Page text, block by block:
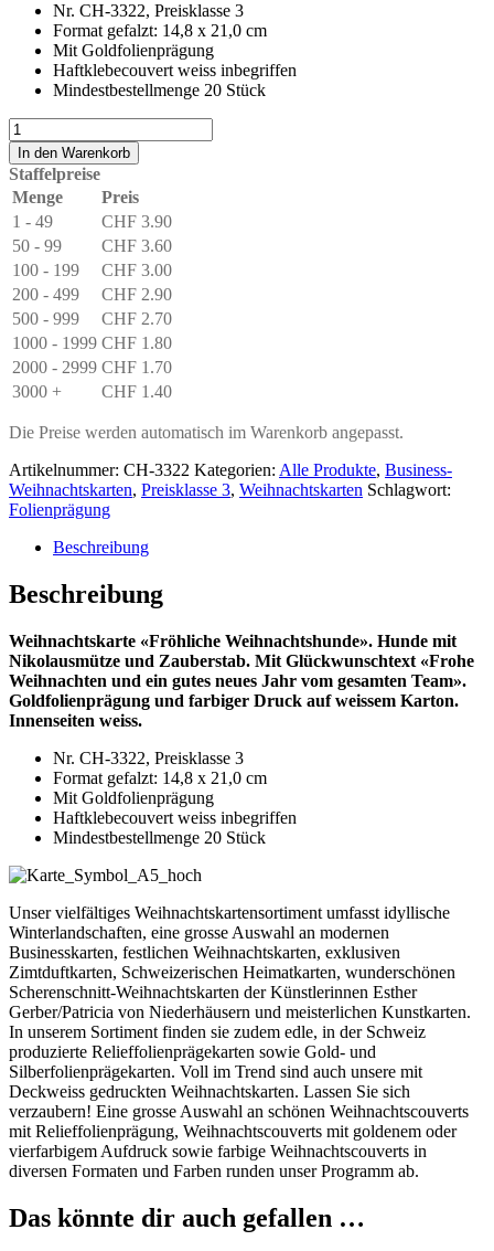
Nr. CH-3322, Preisklasse 3
Format gefalzt: 14,8 x 21,0 cm
Mit Goldfolienprägung
Haftklebecouvert weiss inbegriffen
Mindestbestellmenge 20 Stück
Weihnachtskarte
«Fröhliche
Weihnachtshunde»
Menge
In den Warenkorb
Staffelpreise
Menge
Preis
1 - 49
CHF 3.90
50 - 99
CHF 3.60
100 - 199
CHF 3.00
200 - 499
CHF 2.90
500 - 999
CHF 2.70
1000 - 1999 CHF 1.80
2000 - 2999 CHF 1.70
3000 +
CHF 1.40
Die Preise werden automatisch im Warenkorb angepasst.
Artikelnummer: CH-3322 Kategorien: Alle Produkte, Business-
Weihnachtskarten, Preisklasse 3, Weihnachtskarten Schlagwort:
Folienprägung
Beschreibung
Beschreibung
Weihnachtskarte «Fröhliche Weihnachtshunde». Hunde mit
Nikolausmütze und Zauberstab. Mit Glückwunschtext «Frohe
Weihnachten und ein gutes neues Jahr vom gesamten Team».
Goldfolienprägung und farbiger Druck auf weissem Karton.
Innenseiten weiss.
Nr. CH-3322, Preisklasse 3
Format gefalzt: 14,8 x 21,0 cm
Mit Goldfolienprägung
Haftklebecouvert weiss inbegriffen
Mindestbestellmenge 20 Stück
Unser vielfältiges Weihnachtskartensortiment umfasst idyllische
Winterlandschaften, eine grosse Auswahl an modernen
Businesskarten, festlichen Weihnachtskarten, exklusiven
Zimtduftkarten, Schweizerischen Heimatkarten, wunderschönen
Scherenschnitt-Weihnachtskarten der Künstlerinnen Esther
Gerber/Patricia von Niederhäusern und meisterlichen Kunstkarten.
In unserem Sortiment finden sie zudem edle, in der Schweiz
produzierte Relieffolienprägekarten sowie Gold- und
Silberfolienprägekarten. Voll im Trend sind auch unsere mit
Deckweiss gedruckten Weihnachtskarten. Lassen Sie sich
verzaubern! Eine grosse Auswahl an schönen Weihnachtscouverts
mit Relieffolienprägung, Weihnachtscouverts mit goldenem oder
vierfarbigem Aufdruck sowie farbige Weihnachtscouverts in
diversen Formaten und Farben runden unser Programm ab.
Das könnte dir auch gefallen …